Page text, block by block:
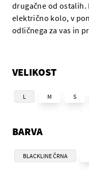
drugačne od ostalih.
električno kolo, v
odličnega za vas in
VELIKOST
L M S
BARVA
BLACKLINE ČRNA